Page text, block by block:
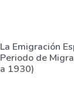
La Emigración
Periodo de
a 1930)